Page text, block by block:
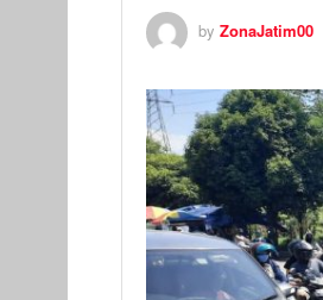
by ZonaJatim00